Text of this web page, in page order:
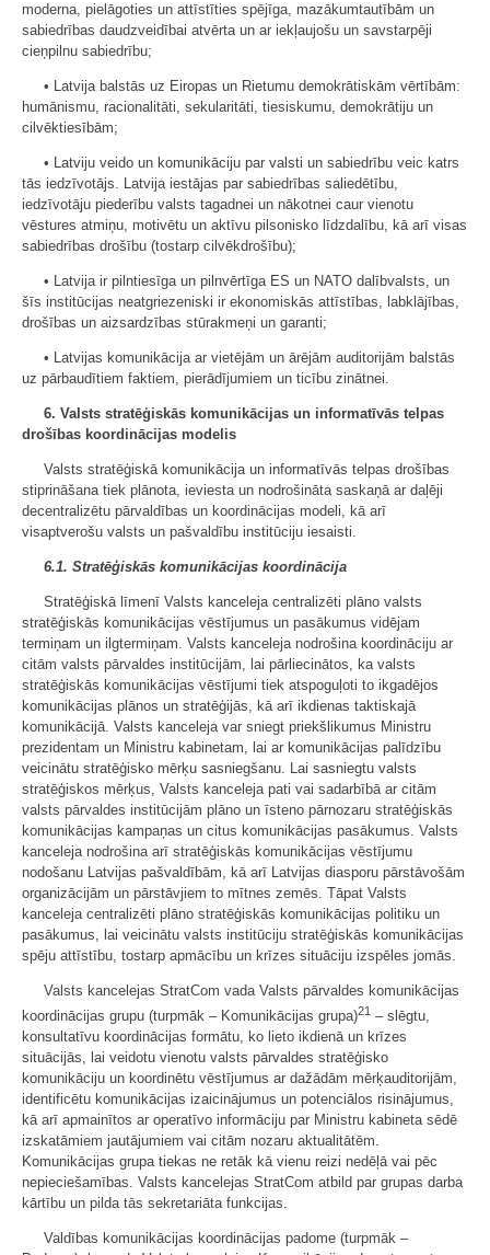
moderna, pielāgoties un attīstīties spējīga, mazākumtautībām un
sabiedrības daudzveidībai atvērta un ar iekļaujošu un savstarpēji
cieņpilnu sabiedrību;
• Latvija balstās uz Eiropas un Rietumu demokrātiskām vērtībām:
humānismu, racionalitāti, sekularitāti, tiesiskumu, demokrātiju un
cilvēktiesībām;
• Latviju veido un komunikāciju par valsti un sabiedrību veic katrs
tās iedzīvotājs. Latvija iestājas par sabiedrības saliedētību,
iedzīvotāju piederību valsts tagadnei un nākotnei caur vienotu
vēstures atmiņu, motivētu un aktīvu pilsonisko līdzdalību, kā arī visas
sabiedrības drošību (tostarp cilvēkdrošību);
• Latvija ir pilntiesīga un pilnvērtīga ES un NATO dalībvalsts, un
šīs institūcijas neatgriezeniski ir ekonomiskās attīstības, labklājības,
drošības un aizsardzības stūrakmeņi un garanti;
• Latvijas komunikācija ar vietējām un ārējām auditorijām balstās
uz pārbaudītiem faktiem, pierādījumiem un ticību zinātnei.
6. Valsts stratēģiskās komunikācijas un informatīvās telpas
drošības koordinācijas modelis
Valsts stratēģiskā komunikācija un informatīvās telpas drošības
stiprināšana tiek plānota, ieviesta un nodrošināta saskaņā ar daļēji
decentralizētu pārvaldības un koordinācijas modeli, kā arī
visaptverošu valsts un pašvaldību institūciju iesaisti.
6.1. Stratēģiskās komunikācijas koordinācija
Stratēģiskā līmenī Valsts kanceleja centralizēti plāno valsts
stratēģiskās komunikācijas vēstījumus un pasākumus vidējam
termiņam un ilgtermiņam. Valsts kanceleja nodrošina koordināciju ar
citām valsts pārvaldes institūcijām, lai pārliecinātos, ka valsts
stratēģiskās komunikācijas vēstījumi tiek atspoguļoti to ikgadējos
komunikācijas plānos un stratēģijās, kā arī ikdienas taktiskajā
komunikācijā. Valsts kanceleja var sniegt priekšlikumus Ministru
prezidentam un Ministru kabinetam, lai ar komunikācijas palīdzību
veicinātu stratēģisko mērķu sasniegšanu. Lai sasniegtu valsts
stratēģiskos mērķus, Valsts kanceleja pati vai sadarbībā ar citām
valsts pārvaldes institūcijām plāno un īsteno pārnozaru stratēģiskās
komunikācijas kampaņas un citus komunikācijas pasākumus. Valsts
kanceleja nodrošina arī stratēģiskās komunikācijas vēstījumu
nodošanu Latvijas pašvaldībām, kā arī Latvijas diasporu pārstāvošām
organizācijām un pārstāvjiem to mītnes zemēs. Tāpat Valsts
kanceleja centralizēti plāno stratēģiskās komunikācijas politiku un
pasākumus, lai veicinātu valsts institūciju stratēģiskās komunikācijas
spēju attīstību, tostarp apmācību un krīzes situāciju izspēles jomās.
Valsts kancelejas StratCom vada Valsts pārvaldes komunikācijas
koordinācijas grupu (turpmāk – Komunikācijas grupa)21 – slēgtu,
konsultatīvu koordinācijas formātu, ko lieto ikdienā un krīzes
situācijās, lai veidotu vienotu valsts pārvaldes stratēģisko
komunikāciju un koordinētu vēstījumus ar dažādām mērķauditorijām,
identificētu komunikācijas izaicinājumus un potenciālos risinājumus,
kā arī apmainītos ar operatīvo informāciju par Ministru kabineta sēdē
izskatāmiem jautājumiem vai citām nozaru aktualitātēm.
Komunikācijas grupa tiekas ne retāk kā vienu reizi nedēļā vai pēc
nepieciešamības. Valsts kancelejas StratCom atbild par grupas darba
kārtību un pilda tās sekretariāta funkcijas.
Valdības komunikācijas koordinācijas padome (turpmāk –